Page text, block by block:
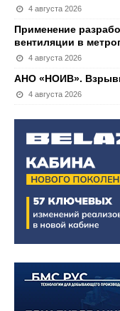
4 августа 2026
Применение
вентиляции в
4 августа 2026
АНО «НОИВ».
4 августа 2026